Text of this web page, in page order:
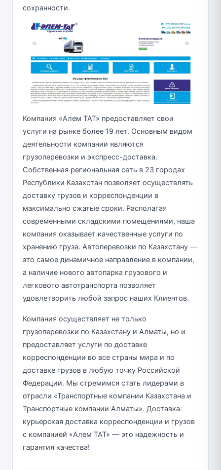
сохранности.
Компания «Алем ТАТ» предоставляет свои
услуги на рынке более 19 лет. Основным видом
деятельности компании являются
грузоперевозки и экспресс-доставка.
Собственная региональная сеть в 23 городах
Республики Казахстан позволяет осуществлять
доставку грузов и корреспонденции в
максимально сжатые сроки. Располагая
современными складскими помещениями, наша
компания оказывает качественные услуги по
хранению груза. Автоперевозки по Казахстану —
это самое динамичное направление в компании,
а наличие нового автопарка грузового и
легкового автотранспорта позволяет
удовлетворить любой запрос наших Клиентов.
Компания осуществляет не только
грузоперевозки по Казахстану и Алматы, но и
предоставляет услуги по доставке
корреспонденции во все страны мира и по
доставке грузов в любую точку Российской
Федерации. Мы стремимся стать лидерами в
отрасли «Транспортные компании Казахстана и
Транспортные компании Алматы». Доставка:
курьерская доставка корреспонденции и грузов
с компанией «Алем ТАТ» — это надежность и
гарантия качества!